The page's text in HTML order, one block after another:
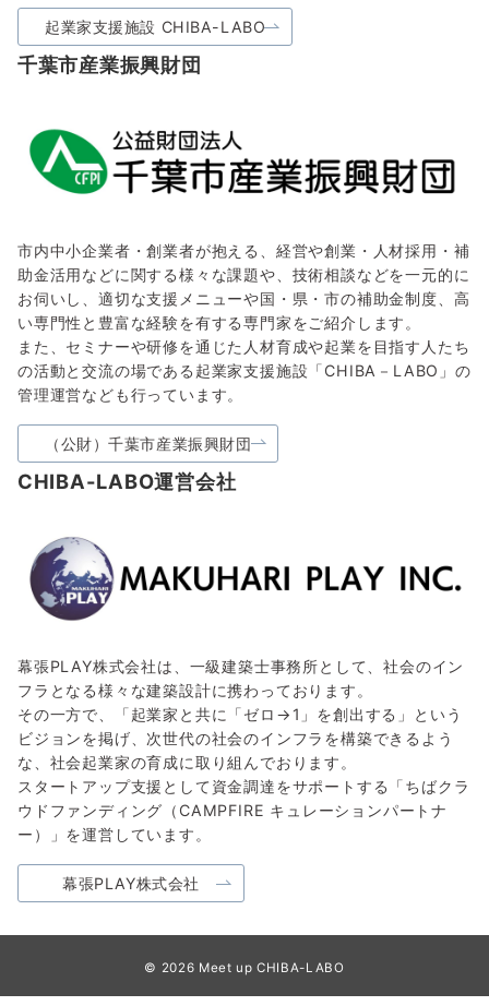
起業家支援施設 CHIBA-LABO
千葉市産業振興財団
市内中小企業者・創業者が抱える、経営や創業・人材採用・補
助金活用などに関する様々な課題や、技術相談などを一元的に
お伺いし、適切な支援メニューや国・県・市の補助金制度、高
い専門性と豊富な経験を有する専門家をご紹介します。
また、セミナーや研修を通じた人材育成や起業を目指す人たち
の活動と交流の場である起業家支援施設「CHIBA－LABO」の
管理運営なども行っています。
（公財）千葉市産業振興財団
CHIBA-LABO運営会社
幕張PLAY株式会社は、一級建築士事務所として、社会のイン
フラとなる様々な建築設計に携わっております。
その一方で、「起業家と共に「ゼロ→1」を創出する」という
ビジョンを掲げ、次世代の社会のインフラを構築できるよう
な、社会起業家の育成に取り組んでおります。
スタートアップ支援として資金調達をサポートする「ちばクラ
ウドファンディング（CAMPFIRE キュレーションパートナ
ー）」を運営しています。
幕張PLAY株式会社
© 2026 Meet up CHIBA-LABO